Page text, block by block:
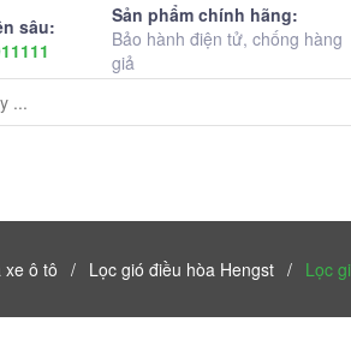
sâu:
Sản phẩm chính hãng:
Bảo hành điện tử, chống hàng
giả
xe ô tô / Lọc gió điều hòa Hengst / Lọc